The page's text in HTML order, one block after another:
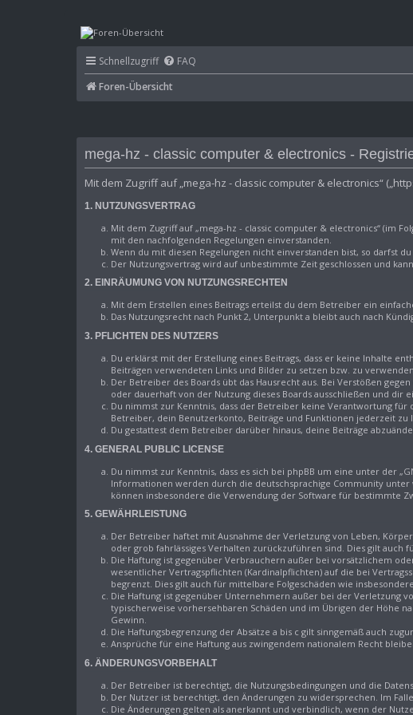
mega-hz - classic computer &
Schnellzugriff FAQ
Foren-Übersicht
mega-hz - classic computer & electronics -
Mit dem Zugriff auf „mega-hz - classic computer & electronics“
1. NUTZUNGSVERTRAG
Mit dem Zugriff auf „mega-hz - classic computer & electronics“ (im
mit den nachfolgenden Regelungen einverstanden.
Wenn du mit diesen Regelungen nicht einverstanden bist, so darfst
Der Nutzungsvertrag wird auf unbestimmte Zeit geschlossen und
2. EINRÄUMUNG VON NUTZUNGSRECHTEN
Mit dem Erstellen eines Beitrags erteilst du dem Betreiber ein
Das Nutzungsrecht nach Punkt 2, Unterpunkt a bleibt auch nach
3. PFLICHTEN DES NUTZERS
Du erklärst mit der Erstellung eines Beitrags, dass er keine Inhalte
Beiträgen verwendeten Links und Bilder zu setzen bzw. zu verwenden.
Der Betreiber des Boards übt das Hausrecht aus. Bei Verstößen
oder dauerhaft von der Nutzung dieses Boards ausschließen und dir
Du nimmst zur Kenntnis, dass der Betreiber keine Verantwortung
Betreiber, dein Benutzerkonto, Beiträge und Funktionen jederzeit zu
Du gestattest dem Betreiber darüber hinaus, deine Beiträge
4. GENERAL PUBLIC LICENSE
Du nimmst zur Kenntnis, dass es sich bei phpBB um eine unter der „
Informationen werden durch die deutschsprachige Community
können insbesondere die Verwendung der Software für bestimmte
5. GEWÄHRLEISTUNG
Der Betreiber haftet mit Ausnahme der Verletzung von Leben,
oder grob fahrlässiges Verhalten zurückzuführen sind. Dies gilt
Die Haftung ist gegenüber Verbrauchern außer bei vorsätzlichem
wesentlicher Vertragspflichten (Kardinalpflichten) auf die bei
begrenzt. Dies gilt auch für mittelbare Folgeschäden wie
Die Haftung ist gegenüber Unternehmern außer bei der Verletzung
typischerweise vorhersehbaren Schäden und im Übrigen der Höhe
Gewinn.
Die Haftungsbegrenzung der Absätze a bis c gilt sinngemäß auch
Ansprüche für eine Haftung aus zwingendem nationalem Recht
6. ÄNDERUNGSVORBEHALT
Der Betreiber ist berechtigt, die Nutzungsbedingungen und die
Der Nutzer ist berechtigt, den Änderungen zu widersprechen. Im
Die Änderungen gelten als anerkannt und verbindlich, wenn der